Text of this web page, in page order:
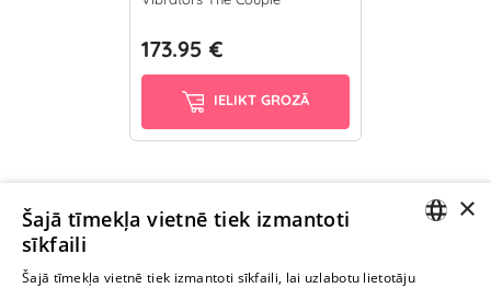
173.95 €
IELIKT GROZĀ
Ievērībai: Yesyes.lv satur atklātu seksuālu informāciju un attēlus. Lietot
šo vietni vari tikai no 18 gadu vecuma.
×
Šajā tīmekļa vietnē tiek izmantoti
sīkfaili
Šajā tīmekļa vietnē tiek izmantoti sīkfaili, lai uzlabotu lietotāju